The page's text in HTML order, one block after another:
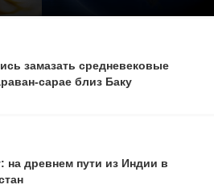
замазать средневековые
сарае близ Баку
на древнем пути из Индии в